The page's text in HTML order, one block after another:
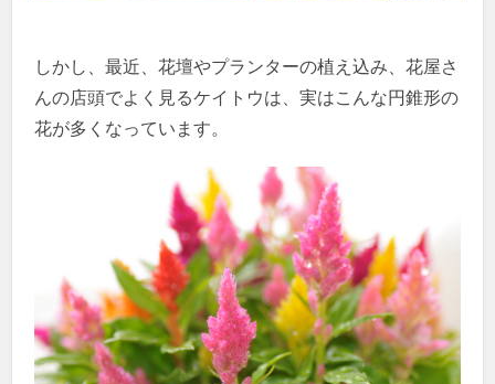
しかし、最近、花壇やプランターの植え込み、花屋さ
んの店頭でよく見るケイトウは、実はこんな円錐形の
花が多くなっています。